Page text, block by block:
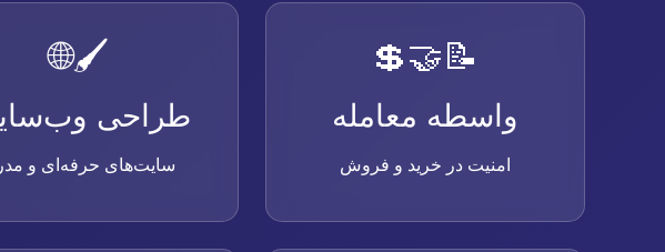
📝🤝💲
واسطه معامله
امنیت در خرید و فروش
🖌️🌐
طراحی
سایت‌های حرفه‌ای و